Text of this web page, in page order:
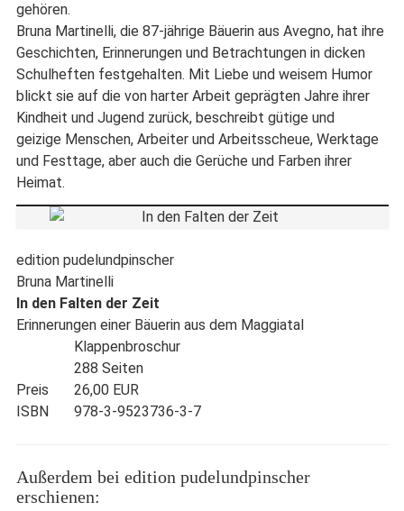
gehören.
Bruna Martinelli, die 87-jährige Bäuerin aus Avegno, hat ihre
Geschichten, Erinnerungen und Betrachtungen in dicken
Schulheften festgehalten. Mit Liebe und weisem Humor
blickt sie auf die von harter Arbeit geprägten Jahre ihrer
Kindheit und Jugend zurück, beschreibt gütige und
geizige Menschen, Arbeiter und Arbeitsscheue, Werktage
und Festtage, aber auch die Gerüche und Farben ihrer
Heimat.
edition pudelundpinscher
Bruna Martinelli
In den Falten der Zeit
Erinnerungen einer Bäuerin aus dem Maggiatal
Klappenbroschur
288 Seiten
Preis
26,00 EUR
ISBN
978-3-9523736-3-7
Außerdem bei edition pudelundpinscher
erschienen: